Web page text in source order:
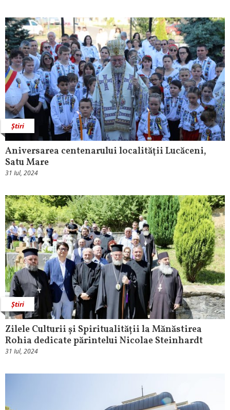
Știri
Aniversarea centenarului localităţii Lucăceni,
Satu Mare
31 Iul, 2024
Știri
Zilele Culturii și Spiritualității la Mănăstirea
Rohia dedicate părintelui Nicolae Steinhardt
31 Iul, 2024